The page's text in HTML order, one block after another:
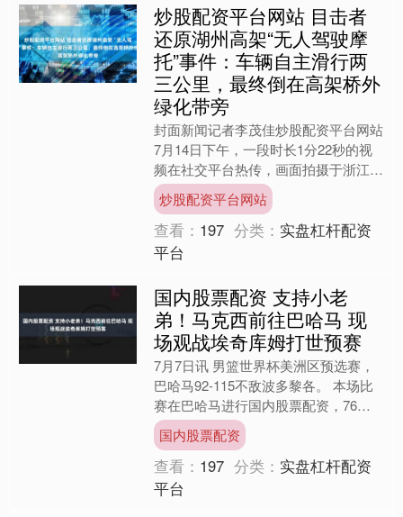
炒股配资平台网站 目击者
还原湖州高架“无人驾驶摩
托”事件：车辆自主滑行两
三公里，最终倒在高架桥外
绿化带旁
封面新闻记者李茂佳炒股配资平台网站
7月14日下午，一段时长1分22秒的视
频在社交平台热传，画面拍摄于浙江湖
州一处高架桥上，现场出现惊险一幕：
一辆摩托车在车流中....
炒股配资平台网站
查看： 197 分类： 实盘杠杆配资
平台
国内股票配资 支持小老
弟！马克西前往巴哈马 现
场观战埃奇库姆打世预赛
7月7日讯 男篮世界杯美洲区预选赛，
巴哈马92-115不敌波多黎各。 本场比
赛在巴哈马进行国内股票配资，76人
球星马克西来到现场支持队友埃奇库
姆，本场比赛埃奇库....
国内股票配资
查看： 197 分类： 实盘杠杆配资
平台